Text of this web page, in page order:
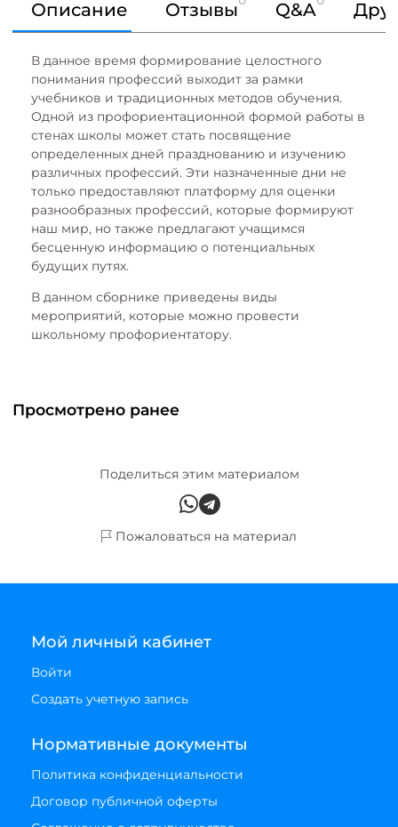
Описание Отзывы Q&A
В данное время формирование целостного
понимания профессий выходит за рамки
учебников и традиционных методов обучения.
Одной из профориентационной формой работы в
стенах школы может стать посвящение
определенных дней празднованию и изучению
различных профессий. Эти назначенные дни не
только предоставляют платформу для оценки
разнообразных профессий, которые формируют
наш мир, но также предлагают учащимся
бесценную информацию о потенциальных
будущих путях.
В данном сборнике приведены виды
мероприятий, которые можно провести
школьному профориентатору.
Просмотрено ранее
Поделиться этим материалом
Пожаловаться на материал
Мой личный кабинет
Войти
Создать учетную запись
Нормативные документы
Политика конфиденциальности
Договор публичной оферты